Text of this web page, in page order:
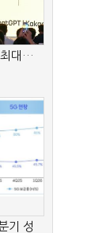
최대…
기 성